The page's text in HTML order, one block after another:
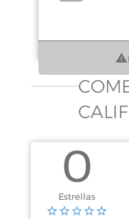
0
Estrellas